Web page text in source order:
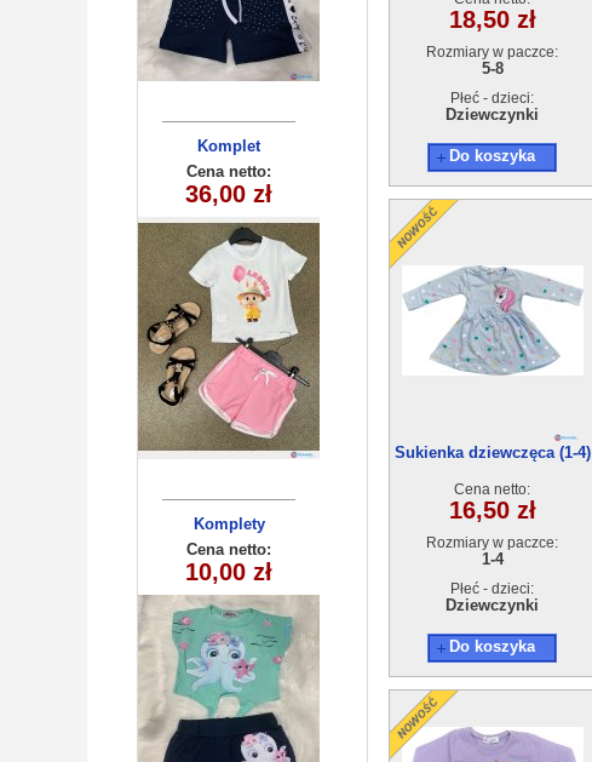
Komplet
dziecięcy
260625-30
(3/4-13/14)
6szt
Cena netto:
36,00 zł
Komplety
dziecięce (1-4
) 4szt
Cena netto:
10,00 zł
Bluzka
dziecięca
180626-8(6-16)
6szt
Cena netto:
15,00 zł
Komplety
dziecięce (1-4
) 4szt
Cena netto:
10,00 zł
18,50 zł
Rozmiary w paczce:
5-8
Płeć - dzieci:
Dziewczynki
Do koszyka
Sukienka dziewczęca (1-4)
Cena netto:
16,50 zł
Rozmiary w paczce:
1-4
Płeć - dzieci:
Dziewczynki
Do koszyka